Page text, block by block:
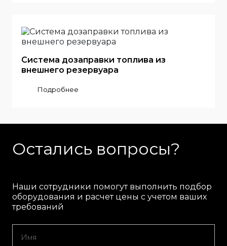
Система дозаправки топлива из
внешнего резервуара
Подробнее
Остались вопросы?
Наши сотрудники помогут выполнить подбор
оборудования и расчет цены с учетом ваших
требований